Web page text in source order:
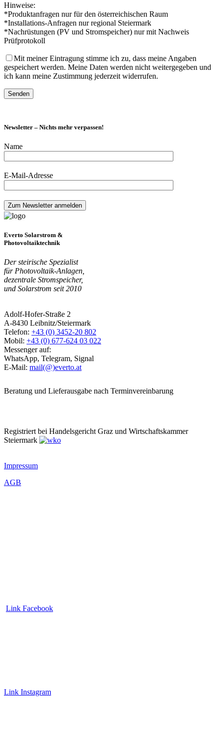
Hinweise:
*Produktanfragen nur für den österreichischen Raum
*Installations-Anfragen nur regional Steiermark
*Nachrüstungen (PV und Stromspeicher) nur mit Nachweis
Prüfprotokoll
Mit meiner Eintragung stimme ich zu, dass meine Angaben
gespeichert werden. Meine Daten werden nicht weitergegeben und
ich kann meine Zustimmung jederzeit widerrufen.
Newsletter – Nichts mehr verpassen!
Name
E-Mail-Adresse
Everto Solarstrom &
Photovoltaiktechnik
Der steirische Spezialist
für Photovoltaik-Anlagen,
dezentrale Stromspeicher,
und Solarstrom seit 2010
Adolf-Hofer-Straße 2
A-8430 Leibnitz/Steiermark
Telefon: +43 (0) 3452-20 802
Mobil: +43 (0) 677-624 03 022
Messenger auf:
WhatsApp, Telegram, Signal
E-Mail: mail(@)everto.at
Beratung und Lieferausgabe nach Terminvereinbarung
Registriert bei Handelsgericht Graz und Wirtschaftskammer
Steiermark
Impressum
AGB
Link Facebook
Link Instagram